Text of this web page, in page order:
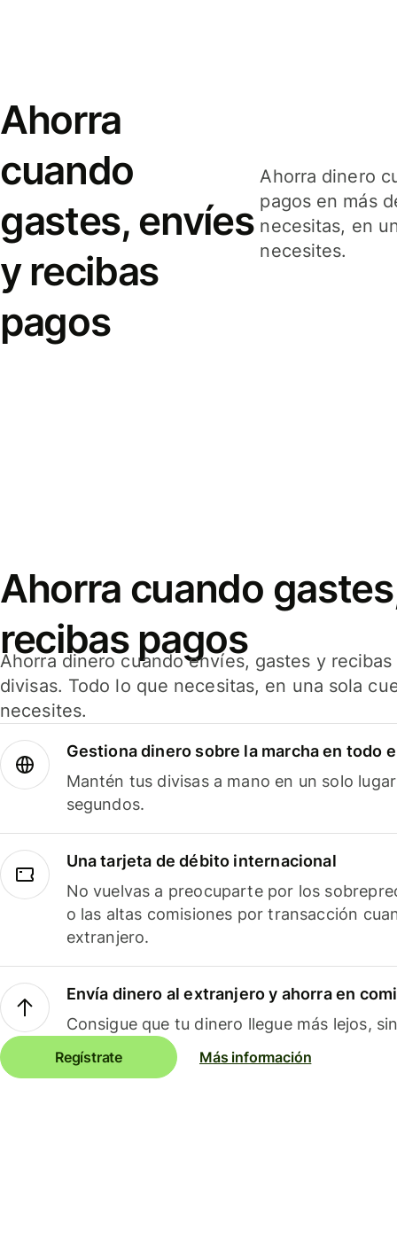
Ahorra
cuando
gastes, envíes
y recibas
pagos
Ahorra dinero
pagos en más
necesitas, en
necesites.
Ahorra cuando
recibas pagos
Ahorra dinero cuando envíes, gastes y
divisas. Todo lo que necesitas, en una sola
necesites.
Gestiona dinero sobre la marcha en todo
Mantén tus divisas a mano en un solo
segundos.
Una tarjeta de débito internacional
No vuelvas a preocuparte por los
o las altas comisiones por transacción
extranjero.
Envía dinero al extranjero y ahorra en
Consigue que tu dinero llegue más lejos,
Regístrate Más información